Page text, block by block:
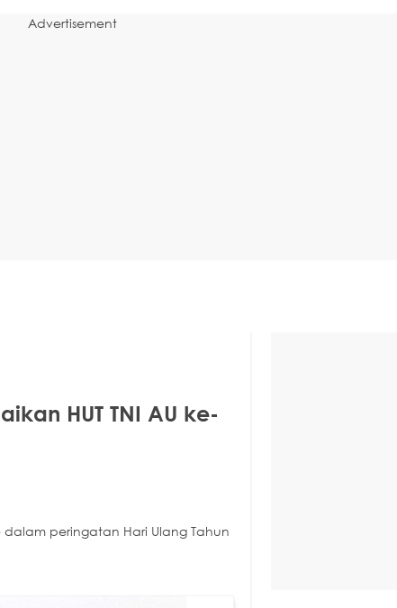
Advertisement
HUT TNI AU ke-
peringatan Hari Ulang Tahun